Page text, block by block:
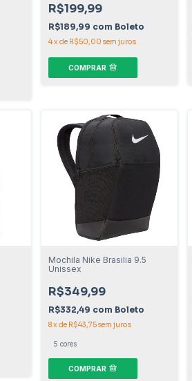
R$199,99
R$189,99 com Boleto
4xde R$50,00 sem juros
COMPRAR
Mochila Nike Brasilia 9.5
Unissex
R$349,99
R$332,49 com Boleto
8xde R$43,75sem juros
5 cores
COMPRAR